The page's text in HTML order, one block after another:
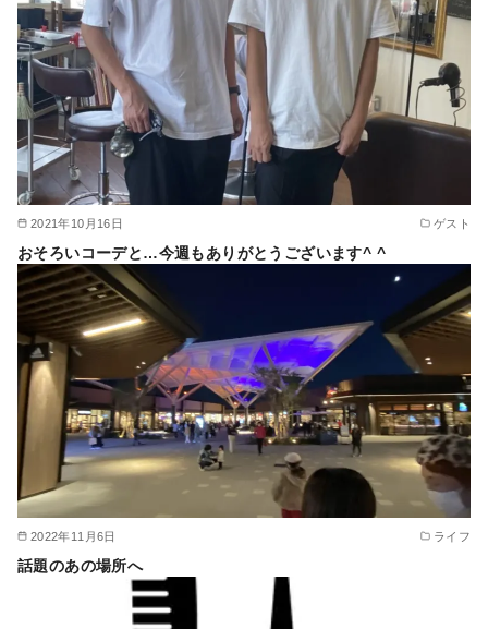
2021年10月16日 ゲスト
おそろいコーデと…今週もありがとうございます^ ^
2022年11月6日 ライフ
話題のあの場所へ